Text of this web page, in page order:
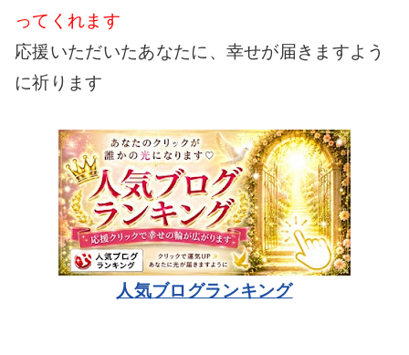
ってくれます
応援いただいたあなたに、幸せが届きますよう
に祈ります
人気ブログランキング